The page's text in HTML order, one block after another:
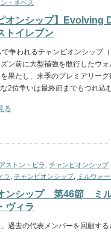
・ネベス
オンシップ】Evolving
トイレブン
争われるチャンピオンシップ
ン前に大型補強を敢行したウォ
果たし、来季のプレミアリーグ
2位争いは最終節までもつれ込
る
アストン・ビラ
チャンピオンシップ
ラ
チャンピオンシップ, ミルウォ
ンシップ 第46節 ミ
ヴィラ
過去の代表メンバーを回顧す